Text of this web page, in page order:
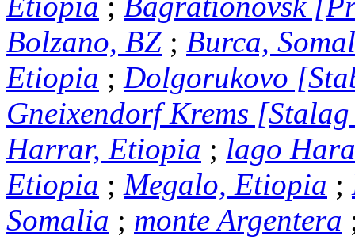
Bolzano, BZ ; Burca,
Etiopia ; Dolgorukovo
Gneixendorf Krems
Harrar, Etiopia ; lago
Etiopia ; Megalo, Etiopia ;
Somalia ; monte Argentera